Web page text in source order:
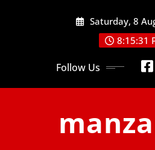
Saturday, 8
8:15:32
Follow Us